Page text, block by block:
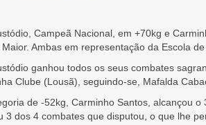
Campeã Nacional, em +70kg e
Ambas em representação da Escola
ganhou todos os seus combates
Clube (Lousã), seguindo-se, Mafalda
de -52kg, Carminho Santos, alcançou
3 dos 4 combates que disputou, o que lhe